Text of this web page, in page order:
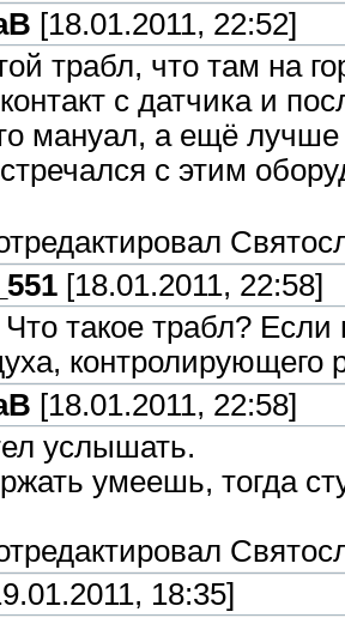
[18.01.2011, 22:52]
трабл, что там на
с датчика и
мануал, а ещё
с этим
[18.01.2011, 22:58]
Что такое трабл? Если
контролирующего
[18.01.2011, 22:58]
услышать.
умеешь, тогда
18:35]